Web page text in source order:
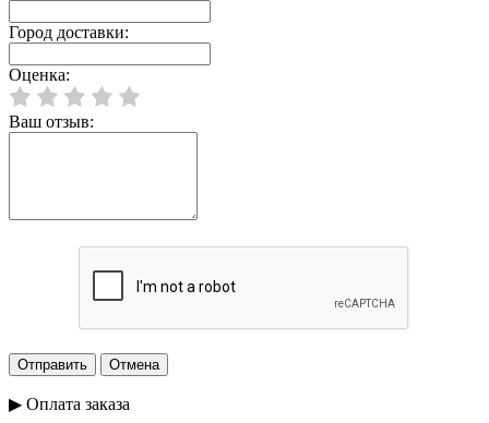
Город доставки:
Оценка:
Ваш отзыв:
▶ Оплата заказа